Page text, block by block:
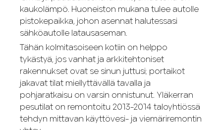
kaukolämpö. Huoneiston mukana tulee autolle
pistokepaikka, johon asennat halutessasi
sähköautolle latausaseman.
Tähän kolmitasoiseen kotiin on helppo
tykästyä, jos vanhat ja arkkitehtoniset
rakennukset ovat se sinun juttusi; portaikot
jakavat tilat miellyttävällä tavalla ja
pohjaratkaisu on varsin onnistunut. Yläkerran
pesutilat on remontoitu 2013-2014 taloyhtiössä
tehdyn mittavan käyttövesi- ja viemäriremontin